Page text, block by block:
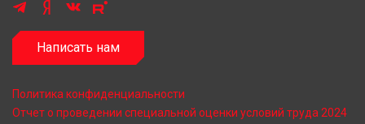
Написать нам
Политика конфиденциальности
Отчет о проведении специальной оценки условий труда 2024